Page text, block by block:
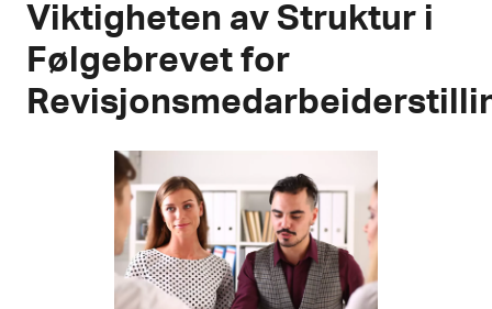
Viktigheten av Struktur i
Følgebrevet for